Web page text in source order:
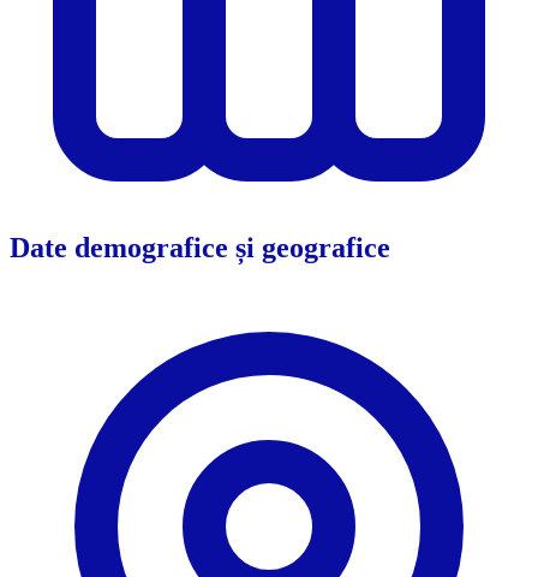
Date demografice și geografice